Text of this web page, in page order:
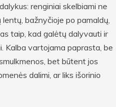
renginiai skelbiami ne
bažnyčioje po pamaldų,
taip, kad galėtų dalyvauti ir
Kalba vartojama paprasta, be
bet būtent jos
dalimi, ar liks išorinio